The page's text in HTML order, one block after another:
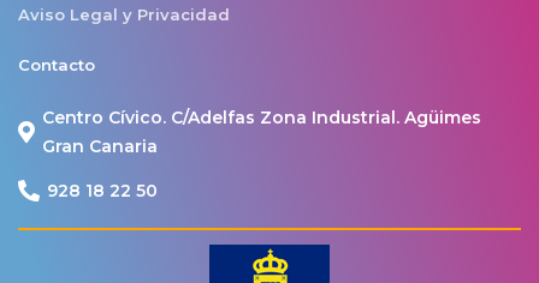
Aviso Legal y Privacidad
Contacto
Centro Cívico. C/Adelfas Zona Industrial. Agüimes
Gran Canaria
928 18 22 50